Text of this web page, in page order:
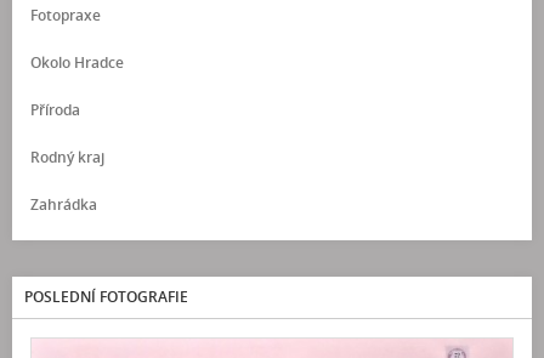
Fotopraxe
Okolo Hradce
Příroda
Rodný kraj
Zahrádka
POSLEDNÍ FOTOGRAFIE